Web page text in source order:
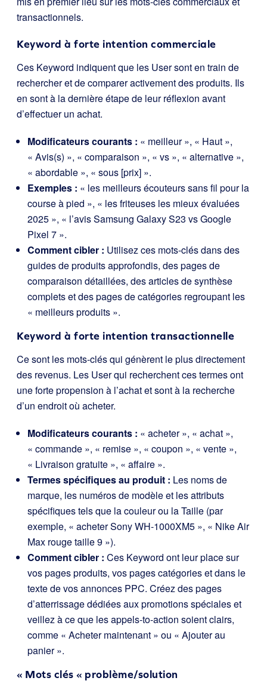
transactionnels.
Keyword à forte intention commerciale
Ces Keyword indiquent que les User sont en train de
rechercher et de comparer activement des produits. Ils
en sont à la dernière étape de leur réflexion avant
d’effectuer un achat.
Modificateurs courants : « meilleur », « Haut »,
« Avis(s) », « comparaison », « vs », « alternative »,
« abordable », « sous [prix] ».
Exemples : « les meilleurs écouteurs sans fil pour la
course à pied », « les friteuses les mieux évaluées
2025 », « l’avis Samsung Galaxy S23 vs Google
Pixel 7 ».
Comment cibler : Utilisez ces mots-clés dans des
guides de produits approfondis, des pages de
comparaison détaillées, des articles de synthèse
complets et des pages de catégories regroupant les
« meilleurs produits ».
Keyword à forte intention transactionnelle
Ce sont les mots-clés qui génèrent le plus directement
des revenus. Les User qui recherchent ces termes ont
une forte propension à l’achat et sont à la recherche
d’un endroit où acheter.
Modificateurs courants : « acheter », « achat »,
« commande », « remise », « coupon », « vente »,
« Livraison gratuite », « affaire ».
Termes spécifiques au produit : Les noms de
marque, les numéros de modèle et les attributs
spécifiques tels que la couleur ou la Taille (par
exemple, « acheter Sony WH-1000XM5 », « Nike Air
Max rouge taille 9 »).
Comment cibler : Ces Keyword ont leur place sur
vos pages produits, vos pages catégories et dans le
texte de vos annonces PPC. Créez des pages
d’atterrissage dédiées aux promotions spéciales et
veillez à ce que les appels-to-action soient clairs,
comme « Acheter maintenant » ou « Ajouter au
panier ».
« Mots clés « problème/solution